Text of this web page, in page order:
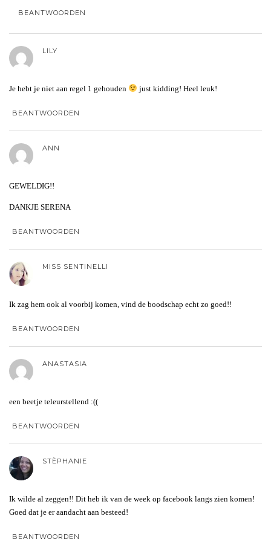
BEANTWOORDEN
LILY
Je hebt je niet aan regel 1 gehouden just kidding! Heel leuk!
BEANTWOORDEN
ANN
GEWELDIG!!
DANKJE SERENA
BEANTWOORDEN
MISS SENTINELLI
Ik zag hem ook al voorbij komen, vind de boodschap echt zo goed!!
BEANTWOORDEN
ANASTASIA
een beetje teleurstellend :((
BEANTWOORDEN
STÈPHANIE
Ik wilde al zeggen!! Dit heb ik van de week op facebook langs zien komen!
Goed dat je er aandacht aan besteed!
BEANTWOORDEN